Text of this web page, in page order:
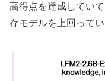
高得点を達成してい
存モデルを上回ってい